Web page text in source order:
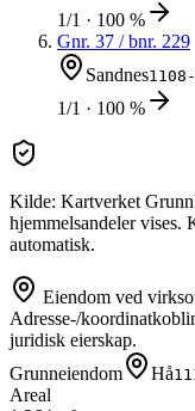
1/1 · 100 %
Gnr. 37 / bnr. 229
Sandnes
1/1 · 100 %
Kilde: Kartverket
hjemmelsandeler vises.
automatisk.
Eiendom ved
Adresse-/
juridisk eierskap.
Grunneiendom
Hå
Areal